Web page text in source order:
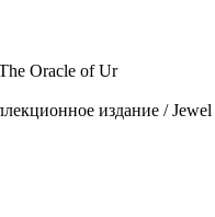
Oracle of Ur